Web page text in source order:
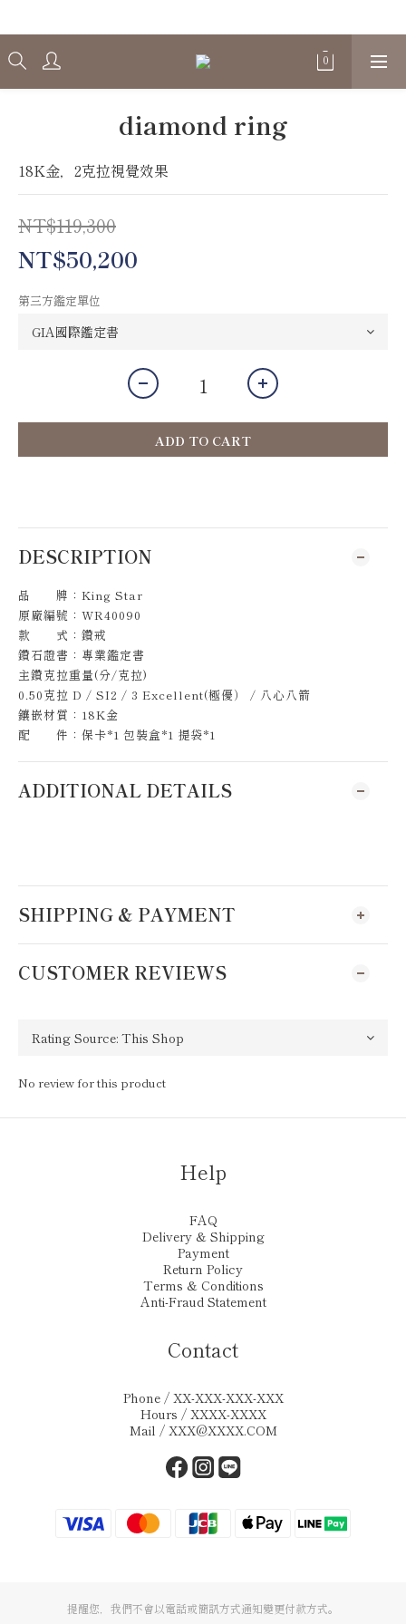
diamond ring
18K金，2克拉視覺效果
NT$119,300
NT$50,200
第三方鑑定單位
ADD TO CART
DESCRIPTION
品 牌：King Star
原廠編號：WR40090
款 式：鑽戒
鑽石證書：專業鑑定書
主鑽克拉重量(分/克拉)
0.50克拉 D / SI2 / 3 Excellent(極優） / 八心八箭
鑲嵌材質：18K金
配 件：保卡*1 包裝盒*1 提袋*1
ADDITIONAL DETAILS
SHIPPING & PAYMENT
CUSTOMER REVIEWS
No review for this product
Help
FAQ
Delivery & Shipping
Payment
Return Policy
Terms & Conditions
Anti-Fraud Statement
Contact
Phone / XX-XXX-XXX-XXX
Hours / XXXX-XXXX
Mail / XXX@XXXX.COM
提醒您，我們不會以電話或簡訊方式通知變更付款方式。